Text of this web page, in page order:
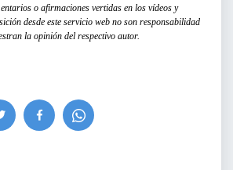
o afirmaciones vertidas en los vídeos y
desde este servicio web no son responsabilidad
la opinión del respectivo autor.